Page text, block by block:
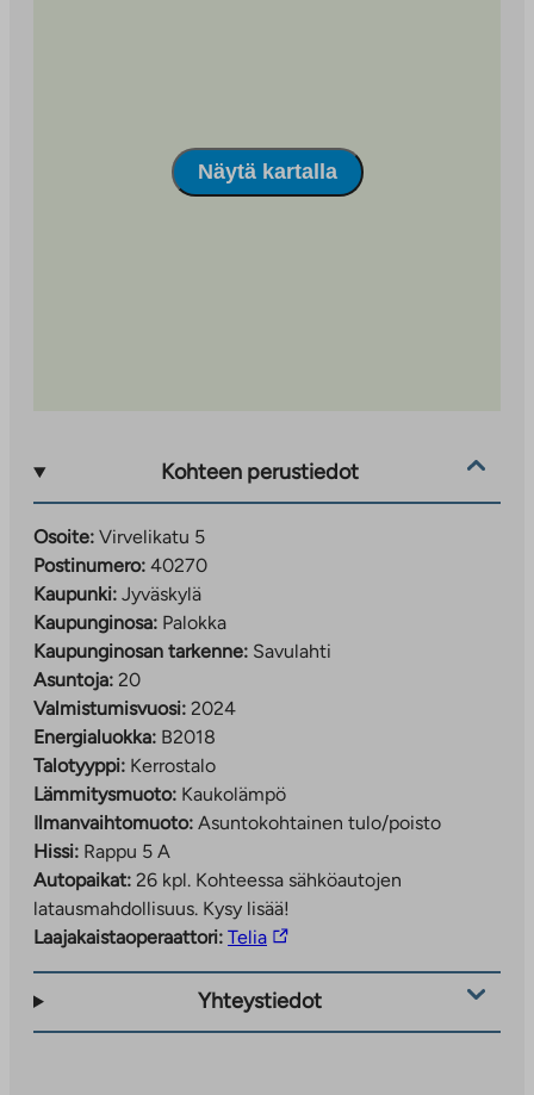
Näytä kartalla
Kohteen perustiedot
Osoite: Virvelikatu 5
Postinumero: 40270
Kaupunki: Jyväskylä
Kaupunginosa: Palokka
Kaupunginosan tarkenne: Savulahti
Asuntoja: 20
Valmistumisvuosi: 2024
Energialuokka: B2018
Talotyyppi: Kerrostalo
Lämmitysmuoto: Kaukolämpö
Ilmanvaihtomuoto: Asuntokohtainen tulo/poisto
Hissi: Rappu 5 A
Autopaikat: 26 kpl. Kohteessa sähköautojen
latausmahdollisuus. Kysy lisää!
Laajakaistaoperaattori: TeliaLinkki
ulkopuoliseen
Yhteystiedot